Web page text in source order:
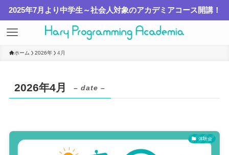
2025年7月より中学生～社会人対象のアカデミアコース開講！
ホーム 2026年 4月
2026年4月 – date –
体験会